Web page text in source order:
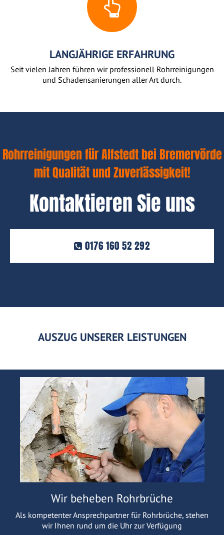
LANGJÄHRIGE ERFAHRUNG
Seit vielen Jahren führen wir professionell Rohrreinigungen
und Schadensanierungen aller Art durch.
Rohrreinigungen für Alfstedt bei Bremervörde
mit Qualität und Zuverlässigkeit!
Kontaktieren Sie uns
0176 160 52 292
AUSZUG UNSERER LEISTUNGEN
Wir beheben Rohrbrüche
Als kompetenter Ansprechpartner für Rohrbrüche, stehen
wir Ihnen rund um die Uhr zur Verfügung